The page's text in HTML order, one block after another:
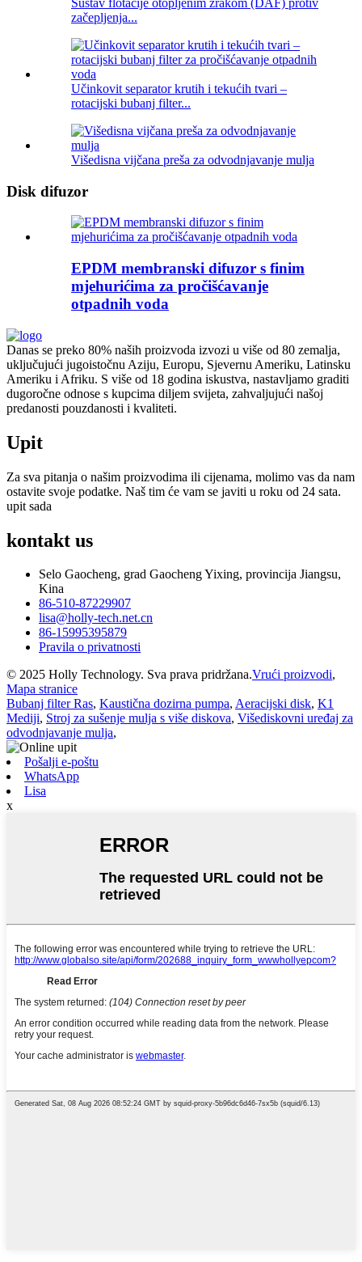
Sustav flotacije otopljenim zrakom (DAF) protiv
začepljenja...
Učinkovit separator krutih i tekućih tvari –
rotacijski bubanj filter...
Višedisna vijčana preša za odvodnjavanje mulja
Disk difuzor
EPDM membranski difuzor s finim
mjehurićima za pročišćavanje
otpadnih voda
Danas se preko 80% naših proizvoda izvozi u više od 80 zemalja,
uključujući jugoistočnu Aziju, Europu, Sjevernu Ameriku, Latinsku
Ameriku i Afriku. S više od 18 godina iskustva, nastavljamo graditi
dugoročne odnose s kupcima diljem svijeta, zahvaljujući našoj
predanosti pouzdanosti i kvaliteti.
Upit
Za sva pitanja o našim proizvodima ili cijenama, molimo vas da nam
ostavite svoje podatke. Naš tim će vam se javiti u roku od 24 sata.
upit sada
kontakt us
Selo Gaocheng, grad Gaocheng Yixing, provincija Jiangsu,
Kina
86-510-87229907
lisa@holly-tech.net.cn
86-15995395879
Pravila o privatnosti
© 2025 Holly Technology. Sva prava pridržana.Vrući proizvodi,
Mapa stranice
Bubanj filter Ras, Kaustična dozirna pumpa, Aeracijski disk, K1
Mediji, Stroj za sušenje mulja s više diskova, Višediskovni uređaj za
odvodnjavanje mulja,
Pošalji e-poštu
WhatsApp
Lisa
x